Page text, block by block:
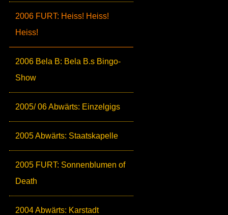
2006 FURT: Heiss! Heiss!
Heiss!
2006 Bela B: Bela B.s Bingo-
Show
2005/ 06 Abwärts: Einzelgigs
2005 Abwärts: Staatskapelle
2005 FURT: Sonnenblumen of
Death
2004 Abwärts: Karstadt